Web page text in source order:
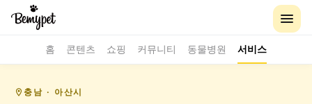
홈 콘텐츠 쇼핑 커뮤니티 동물병원 서비스
충남 · 아산시